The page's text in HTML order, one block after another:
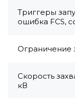
Триггеры
ошибка FCS,
Ограничение
Скорость
кВ